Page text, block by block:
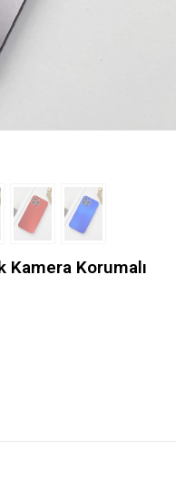
Kamera Korumalı